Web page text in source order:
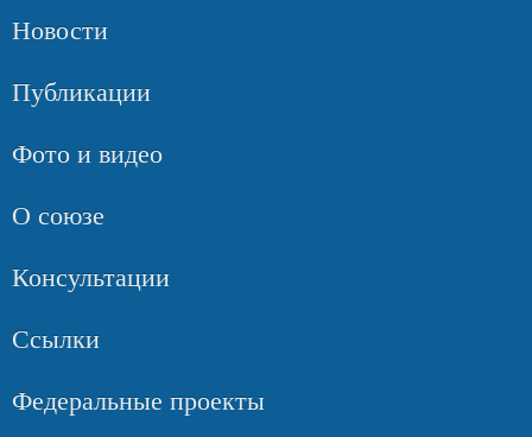
Новости
Публикации
Фото и видео
О союзе
Консультации
Ссылки
Федеральные проекты